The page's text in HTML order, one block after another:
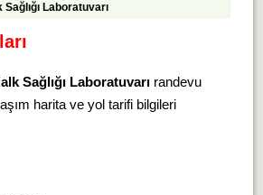
Laboratuvarı
Sağlığı Laboratuvarırandevu
harita ve yol tarifi bilgileri